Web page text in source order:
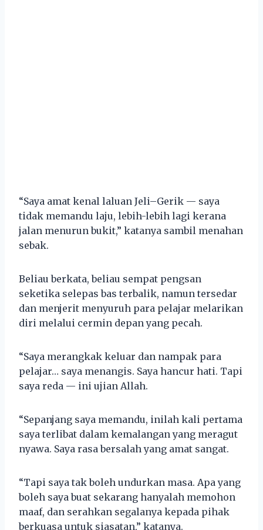
“Saya amat kenal laluan Jeli–Gerik — saya
tidak memandu laju, lebih-lebih lagi kerana
jalan menurun bukit,” katanya sambil menahan
sebak.
Beliau berkata, beliau sempat pengsan
seketika selepas bas terbalik, namun tersedar
dan menjerit menyuruh para pelajar melarikan
diri melalui cermin depan yang pecah.
“Saya merangkak keluar dan nampak para
pelajar… saya menangis. Saya hancur hati. Tapi
saya reda — ini ujian Allah.
“Sepanjang saya memandu, inilah kali pertama
saya terlibat dalam kemalangan yang meragut
nyawa. Saya rasa bersalah yang amat sangat.
“Tapi saya tak boleh undurkan masa. Apa yang
boleh saya buat sekarang hanyalah memohon
maaf, dan serahkan segalanya kepada pihak
berkuasa untuk siasatan,” katanya.